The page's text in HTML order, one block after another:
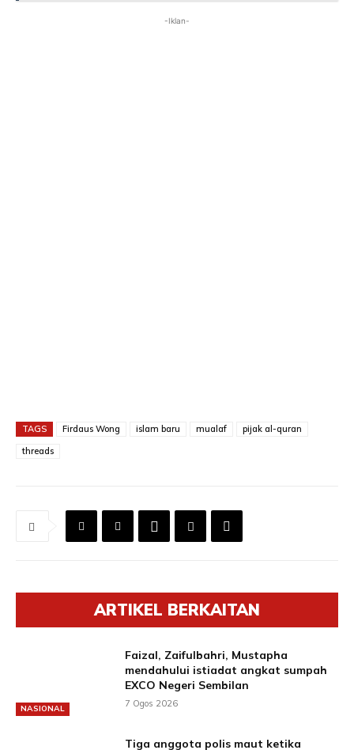
-Iklan-
TAGS Firdaus Wong islam baru mualaf
pijak al-quran
threads
ARTIKEL BERKAITAN
NASIONAL
Faizal, Zaifulbahri, Mustapha
mendahului istiadat angkat sumpah
EXCO Negeri Sembilan
7 Ogos 2026
Tiga anggota polis maut ketika